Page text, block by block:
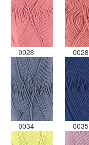
0028 0028
0034 0035